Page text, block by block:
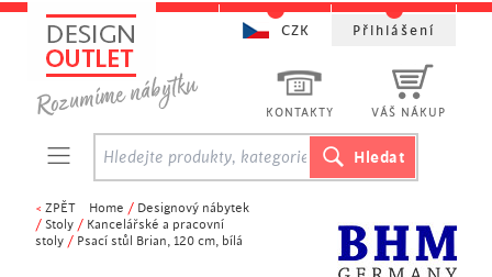
< ZPĚT Home / Designový nábytek
/ Stoly / Kancelářské a pracovní
stoly / Psací stůl Brian, 120 cm, bílá
KONTAKTY VÁŠ NÁKUP
CZK Přihlášení